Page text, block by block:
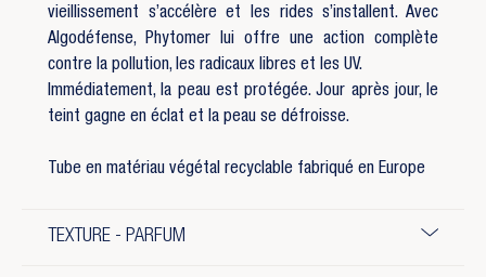
vieillissement s’accélère et les rides s’installent. Avec
Algodéfense, Phytomer lui offre une action complète
contre la pollution, les radicaux libres et les UV.
Immédiatement, la peau est protégée. Jour après jour, le
teint gagne en éclat et la peau se défroisse.
Tube en matériau végétal recyclable fabriqué en Europe
TEXTURE - PARFUM